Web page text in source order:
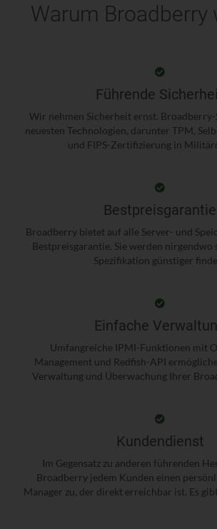
Warum Broadberry
Führende
Wir nehmen Sicherheit ernst.
neuesten Technologien, darunter TPM,
und FIPS-Zertifizierung in
Bestpreisgarantie
Broadberry bietet auf alle Server- und
Bestpreisgarantie. Sie werden nirgendwo
Spezifikation günstiger
Einfache
Umfangreiche IPMI-Funktionen mit
Management und Redfish-API
Verwaltung und Überwachung Ihrer
Kundendienst
Im Gegensatz zu anderen führenden
Broadberry jedem Kunden einen
Manager zu, der direkt erreichbar ist. Es